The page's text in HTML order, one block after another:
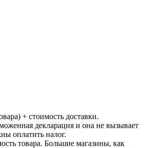
+ стоимость доставки.
декларация и она не вызывает
оплатить налог.
товара. Большие магазины, как